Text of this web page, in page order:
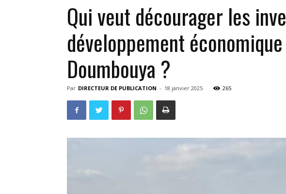
Qui veut décourager les
développement
Doumbouya ?
Par DIRECTEUR DE PUBLICATION - 18 janvier 2025 265